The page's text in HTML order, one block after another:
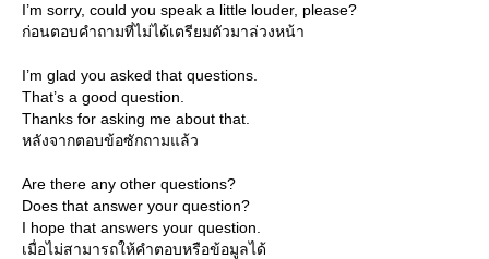
I’m sorry, could you speak a little louder, please?
ก่อนตอบคำถามที่ไม่ได้เตรียมตัวมาล่วงหน้า
I’m glad you asked that questions.
That’s a good question.
Thanks for asking me about that.
หลังจากตอบข้อซักถามแล้ว
Are there any other questions?
Does that answer your question?
I hope that answers your question.
เมื่อไม่สามารถให้คำตอบหรือข้อมูลได้